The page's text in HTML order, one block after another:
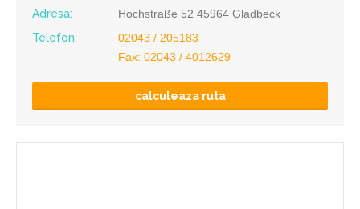
Adresa:
Hochstraße 52 45964 Gladbeck
Telefon:
02043 / 205183
Fax: 02043 / 4012629
calculeaza ruta